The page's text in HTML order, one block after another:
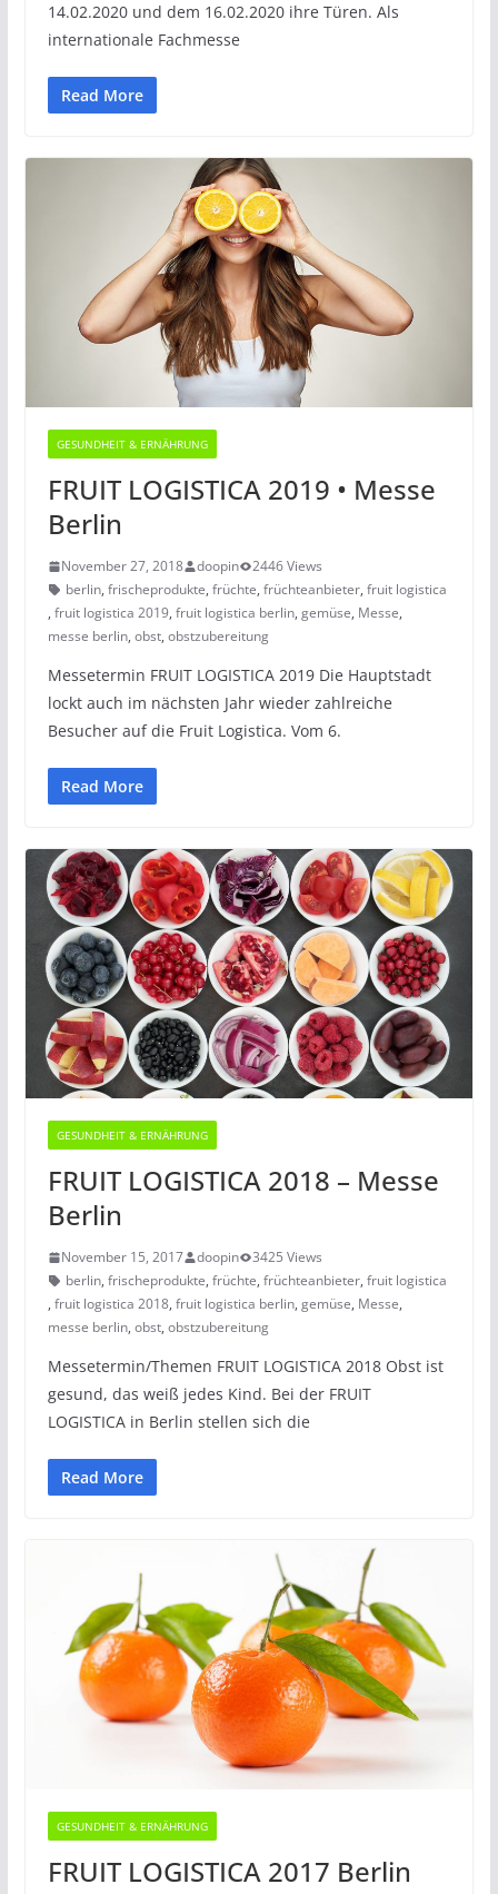
14.02.2020 und dem 16.02.2020 ihre Türen. Als
internationale Fachmesse
Read More
GESUNDHEIT & ERNÄHRUNG
FRUIT LOGISTICA 2019 • Messe
Berlin
November 27, 2018 doopin
2446 Views
berlin, frischeprodukte, früchte, früchteanbieter, fruit logistica
, fruit logistica 2019, fruit logistica berlin, gemüse, Messe,
messe berlin, obst, obstzubereitung
Messetermin FRUIT LOGISTICA 2019 Die Hauptstadt
lockt auch im nächsten Jahr wieder zahlreiche
Besucher auf die Fruit Logistica. Vom 6.
Read More
GESUNDHEIT & ERNÄHRUNG
FRUIT LOGISTICA 2018 – Messe
Berlin
November 15, 2017 doopin
3425 Views
berlin, frischeprodukte, früchte, früchteanbieter, fruit logistica
, fruit logistica 2018, fruit logistica berlin, gemüse, Messe,
messe berlin, obst, obstzubereitung
Messetermin/Themen FRUIT LOGISTICA 2018 Obst ist
gesund, das weiß jedes Kind. Bei der FRUIT
LOGISTICA in Berlin stellen sich die
Read More
GESUNDHEIT & ERNÄHRUNG
FRUIT LOGISTICA 2017 Berlin